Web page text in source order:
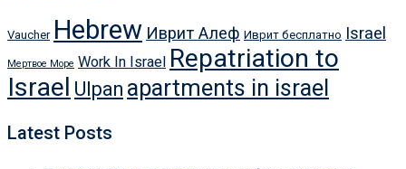
Vaucher Hebrew Иврит Алеф Иврит бесплатно Israel
Мертвое Море Work In Israel Repatriation to
Israel Ulpan apartments in israel
Latest Posts